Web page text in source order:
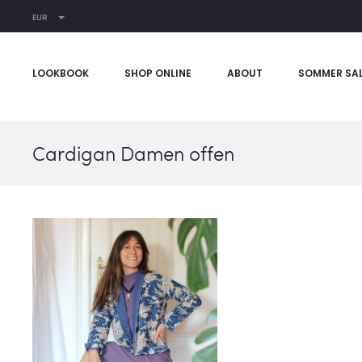
EUR
LOOKBOOK SHOP ONLINE ABOUT SOMMER
Cardigan Damen offen